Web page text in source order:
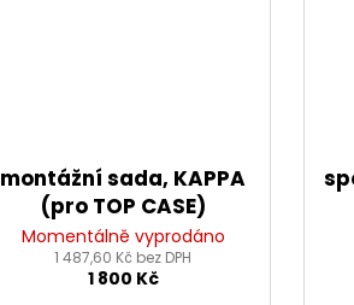
montážní sada, KAPPA
(pro TOP CASE)
Momentálně vyprodáno
1 487,60 Kč bez DPH
1 800 Kč